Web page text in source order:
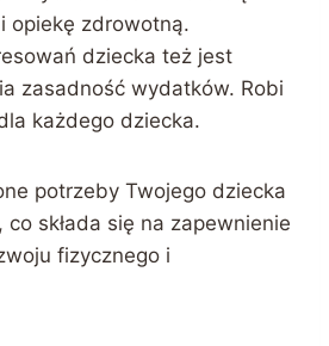
opiekę zdrowotną.
dziecka też jest
zasadność wydatków. Robi
każdego dziecka.
potrzeby Twojego dziecka
składa się na zapewnienie
fizycznego i